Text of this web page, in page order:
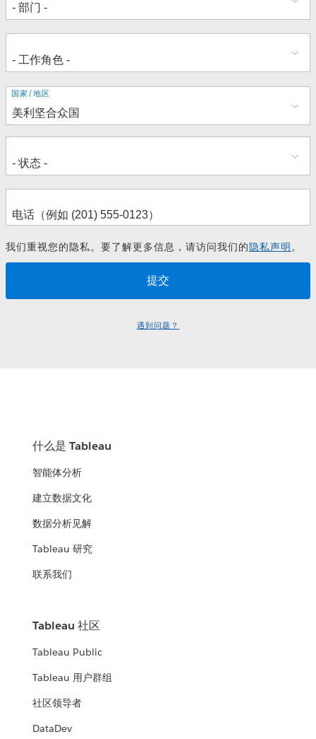
地
址
国家/地区
我们重视您的隐私。要了解更多信息，请访问我们的隐私声明。
遇到问题？
什么是 Tableau
智能体分析
建立数据文化
数据分析见解
Tableau 研究
联系我们
Tableau 社区
Tableau Public
Tableau 用户群组
社区领导者
DataDev